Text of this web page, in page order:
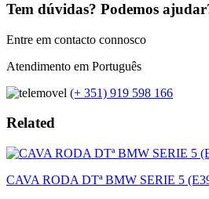
Tem dúvidas? Podemos
Entre em contacto connosco
Atendimento em Português
(+ 351) 919 598 166
Related
CAVA RODA DTª BMW SERIE 5